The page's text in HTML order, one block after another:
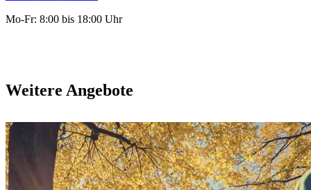
Mo-Fr: 8:00 bis 18:00 Uhr
Weitere Angebote